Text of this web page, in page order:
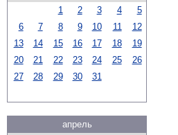
1
2 3 4
5
6
7 8 9 10 11
12
13
14 15 16 17 18
19
20
21 22 23 24 25
26
27
28 29 30 31
апрель